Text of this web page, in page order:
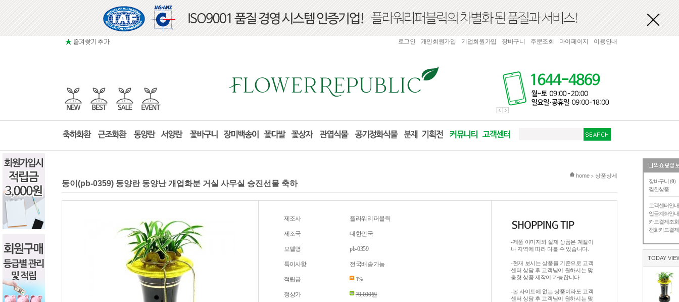
장바구니 (0)
찜한상품
고객센터안내
입금계좌안내
카드결제조회
전화카드결제
TODAY
로그인 개인회원가입 기업회원가입 장바구니 주문조회 마이페이지 이용안내
현재 위치
home > 상품상세
동이(pb-0359) 동양란 동양난 개업화분 거실 사무실 승진선물 축하
제조사 플라워리퍼블릭
제조국 대한민국
모델명 pb-0359
특이사항 전국배송가능
적립금 1%
정상가 70,000원
-제품 이미지와 실제 상품은 계절이
나 지역에 따라 다를 수 있습니다.
-현재 보시는 상품을 기준으로 고객
센터 상담 후 고객님이 원하시는 맞
춤형 상품 제작이 가능합니다.
-본 사이트에 없는 상품이라도 고객
센터 상담 후 고객님이 원하시는 맞